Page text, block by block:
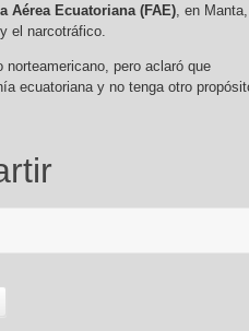
Aérea Ecuatoriana (FAE), en Manta,
el narcotráfico.
norteamericano, pero aclaró que
ecuatoriana y no tenga otro